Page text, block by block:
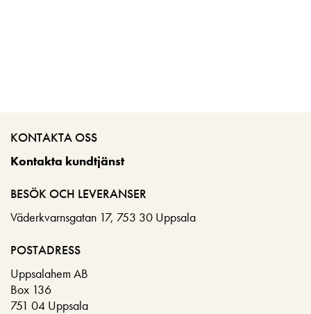
KONTAKTA OSS
Kontakta kundtjänst
BESÖK OCH LEVERANSER
Väderkvarnsgatan 17, 753 30 Uppsala
POSTADRESS
Uppsalahem AB
Box 136
751 04 Uppsala